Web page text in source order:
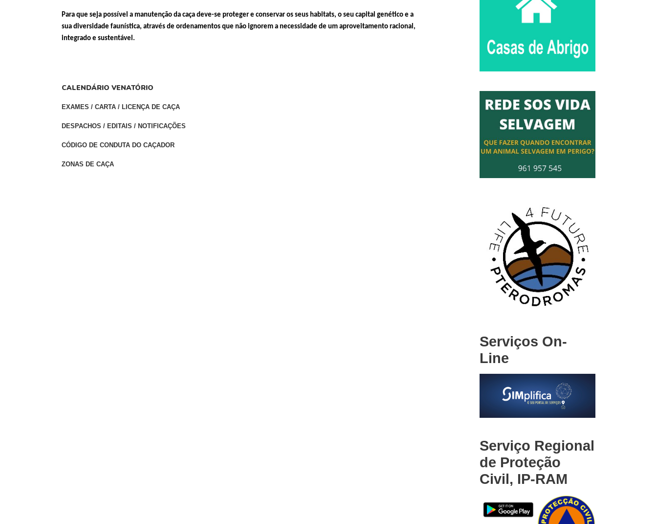
Para que seja possível a manutenção da caça deve-se proteger e conservar os seus habitats, o seu capital genético e a
sua diversidade faunística, através de ordenamentos que não ignorem a necessidade de um aproveitamento racional,
integrado e sustentável.
CALENDÁRIO VENATÓRIO
EXAMES / CARTA / LICENÇA DE CAÇA
DESPACHOS / EDITAIS / NOTIFICAÇÕES
CÓDIGO DE CONDUTA DO CAÇADOR
ZONAS DE CAÇA
Serviços On-
Line
Serviço Regional
de Proteção
Civil, IP-RAM